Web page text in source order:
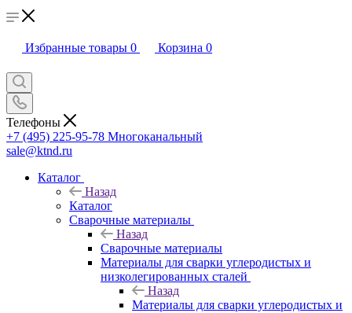
Избранные товары 0 Корзина 0
Телефоны
+7 (495) 225-95-78 Многоканальный
sale@ktnd.ru
Каталог
Назад
Каталог
Сварочные материалы
Назад
Сварочные материалы
Материалы для сварки углеродистых и
низколегированных сталей
Назад
Материалы для сварки углеродистых и